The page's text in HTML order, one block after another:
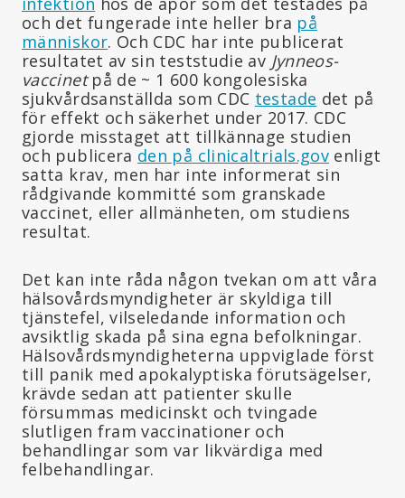
och det fungerade inte heller bra på
människor. Och CDC har inte publicerat
resultatet av sin teststudie av Jynneos-
vaccinetpå de ~ 1 600 kongolesiska
sjukvårdsanställda som CDC testade det på
för effekt och säkerhet under 2017. CDC
gjorde misstaget att tillkännage studien
och publicera den på clinicaltrials.gov enligt
satta krav, men har inte informerat sin
rådgivande kommitté som granskade
vaccinet, eller allmänheten, om studiens
resultat.
Det kan inte råda någon tvekan om att våra
hälsovårdsmyndigheter är skyldiga till
tjänstefel, vilseledande information och
avsiktlig skada på sina egna befolkningar.
Hälsovårdsmyndigheterna uppviglade först
till panik med apokalyptiska förutsägelser,
krävde sedan att patienter skulle
försummas medicinskt och tvingade
slutligen fram vaccinationer och
behandlingar som var likvärdiga med
felbehandlingar.